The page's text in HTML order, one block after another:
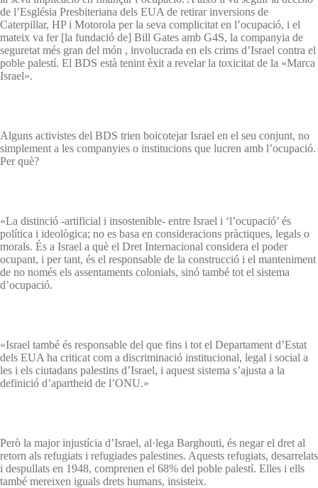
de l’Església Presbiteriana dels EUA de retirar inversions de
Caterpillar, HP i Motorola per la seva complicitat en l’ocupació, i el
mateix va fer [la fundació de] Bill Gates amb G4S, la companyia de
seguretat més gran del món , involucrada en els crims d’Israel contra el
poble palestí. El BDS està tenint èxit a revelar la toxicitat de la «Marca
Israel».
Alguns activistes del BDS trien boicotejar Israel en el seu conjunt, no
simplement a les companyies o institucions que lucren amb l’ocupació.
Per què?
«La distinció -artificial i insostenible- entre Israel i ‘l’ocupació’ és
política i ideològica; no es basa en consideracions pràctiques, legals o
morals. És a Israel a què el Dret Internacional considera el poder
ocupant, i per tant, és el responsable de la construcció i el manteniment
de no només els assentaments colonials, sinó també tot el sistema
d’ocupació.
«Israel també és responsable del que fins i tot el Departament d’Estat
dels EUA ha criticat com a discriminació institucional, legal i social a
les i els ciutadans palestins d’Israel, i aquest sistema s’ajusta a la
definició d’apartheid de l’ONU.»
Però la major injustícia d’Israel, al·lega Barghouti, és negar el dret al
retorn als refugiats i refugiades palestines. Aquests refugiats, desarrelats
i despullats en 1948, comprenen el 68% del poble palestí. Elles i ells
també mereixen iguals drets humans, insisteix.